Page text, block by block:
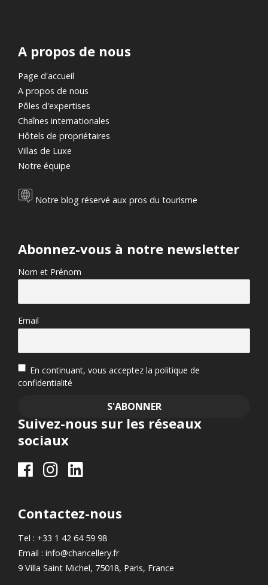
A propos de nous
Page d'accueil
A propos de nous
Pôles d'expertises
Chaînes internationales
Hôtels de propriétaires
Villas de Luxe
Notre équipe
Notre blog réservé aux pros du tourisme
Abonnez-vous à notre newsletter
Nom et Prénom
Email
En continuant, vous acceptez la politique de
confidentialité
Suivez-nous sur les réseaux
sociaux
Contactez-nous
Tel : +33 1 42 64 59 98
Email : info@chancellery.fr
9 Villa Saint Michel, 75018, Paris, France